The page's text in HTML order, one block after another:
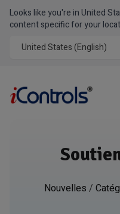
Looks like you're in United
content specific for your
Nouvelles /